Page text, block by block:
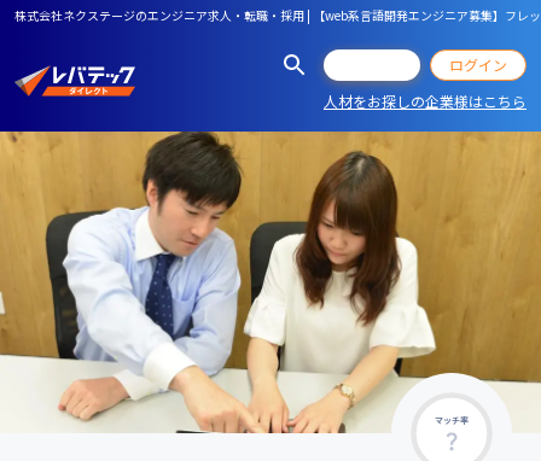
株式会社ネクステージのエンジニア求人・転職・採用 | 【web系言語開発エンジニア募集】フ
ログイン
人材をお探しの企業様はこちら
マッチ率